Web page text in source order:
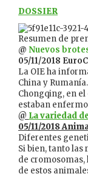
DOSSIER
Resumen de
@ Nuevos
05/11/2018
La OIE ha
China y
Chongqing, en
estaban
@ La variedad
05/11/2018
Diferentes
Si bien, tanto
de
de estos